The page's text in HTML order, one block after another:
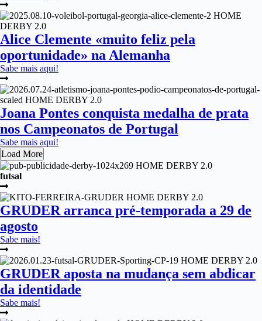
Alice Clemente «muito feliz pela
oportunidade» na Alemanha
Sabe mais aqui!
Joana Pontes conquista medalha de prata
nos Campeonatos de Portugal
Sabe mais aqui!
Load More
futsal
GRUDER arranca pré-temporada a 29 de
agosto
Sabe mais!
GRUDER aposta na mudança sem abdicar
da identidade
Sabe mais!